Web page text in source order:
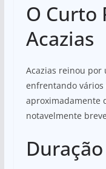
O Curto
Acazias
Acazias reinou
enfrentando vários
aproximadamente
notavelmente